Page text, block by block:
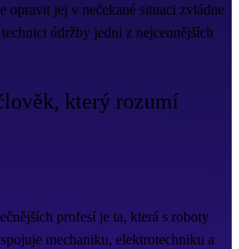
opravit jej v nečekané situaci zvládne
údržby jedni z nejcennějších
který rozumí
profesí je ta, která s roboty
spojuje mechaniku, elektrotechniku a